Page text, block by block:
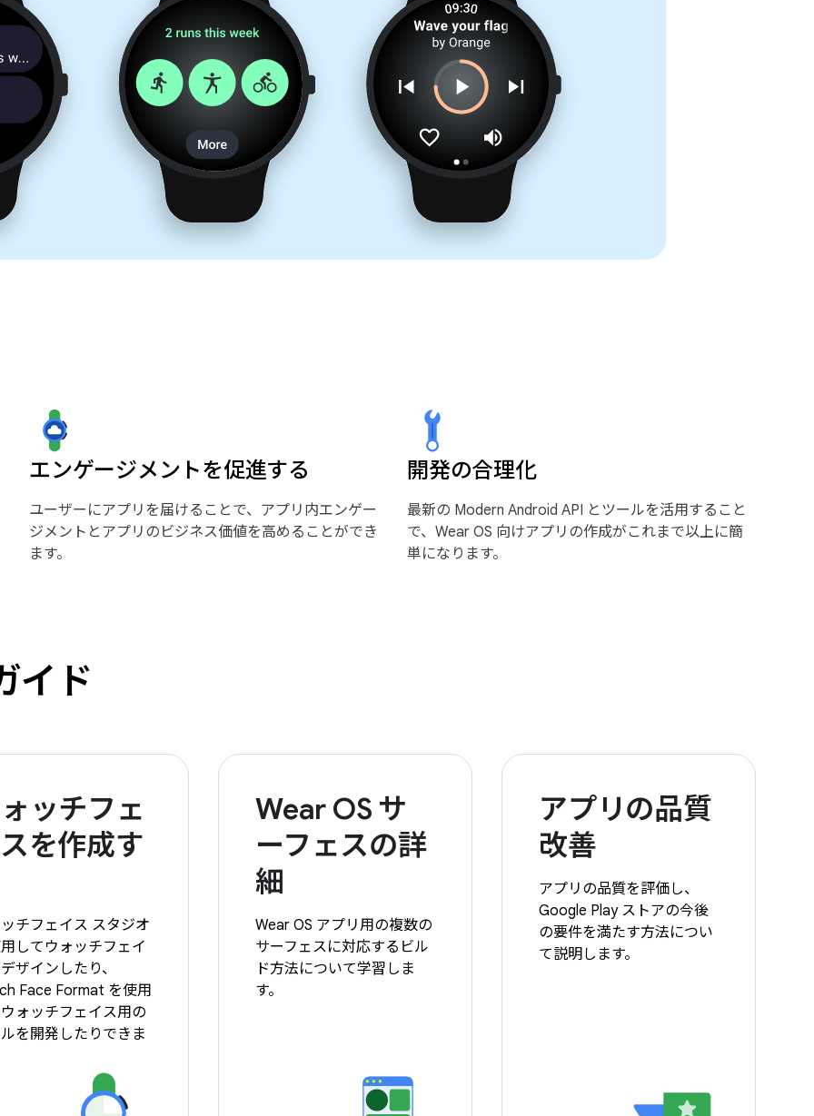
エンゲージメントを促進する
ユーザーにアプリを届けることで、アプリ内エンゲー
ジメントとアプリのビジネス価値を高めることができ
ます。
開発の合理化
最新の Modern Android API とツールを活用すること
で、Wear OS 向けアプリの作成がこれまで以上に簡
単になります。
イド
ッチフェ
を作成す
チフェイス スタジオ
してウォッチフェイ
ザインしたり、
Face Format を使用
ォッチフェイス用の
を開発したりできま
Wear OS サ
ーフェスの詳
細
Wear OS アプリ用の複数の
サーフェスに対応するビル
ド方法について学習しま
す。
アプリの品質
改善
アプリの品質を評価し、
Google Play ストアの今後
の要件を満たす方法につい
て説明します。